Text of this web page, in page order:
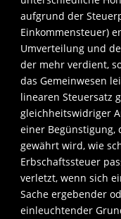
aufgrund der
Einkommensteuer)
Umverteilung und
der mehr verdient,
das Gemeinwesen
linearen Steuersatz
gleichheitswidriger
einer Begünstigung,
gewährt wird, wie
Erbschaftssteuer
verletzt, wenn sich
Sache ergebender
einleuchtender